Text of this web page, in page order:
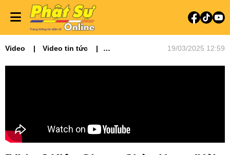
Video
Video tin tức
19/03/2025 12:59